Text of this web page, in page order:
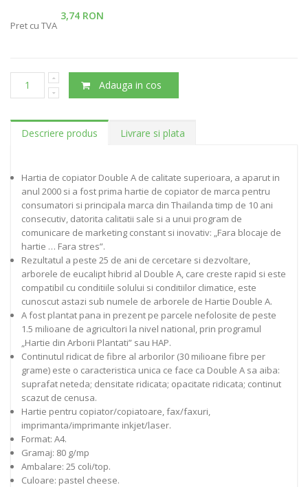
3,74 RON
Pret cu TVA
Adauga in cos
Descriere produs Livrare si plata
Hartia de copiator Double A de calitate superioara, a aparut in
anul 2000 si a fost prima hartie de copiator de marca pentru
consumatori si principala marca din Thailanda timp de 10 ani
consecutiv, datorita calitatii sale si a unui program de
comunicare de marketing constant si inovativ: „Fara blocaje de
hartie … Fara stres”.
Rezultatul a peste 25 de ani de cercetare si dezvoltare,
arborele de eucalipt hibrid al Double A, care creste rapid si este
compatibil cu conditiile solului si conditiilor climatice, este
cunoscut astazi sub numele de arborele de Hartie Double A.
A fost plantat pana in prezent pe parcele nefolosite de peste
1.5 milioane de agricultori la nivel national, prin programul
„Hartie din Arborii Plantati” sau HAP.
Continutul ridicat de fibre al arborilor (30 milioane fibre per
grame) este o caracteristica unica ce face ca Double A sa aiba:
suprafat neteda; densitate ridicata; opacitate ridicata; continut
scazut de cenusa.
Hartie pentru copiator/copiatoare, fax/faxuri,
imprimanta/imprimante inkjet/laser.
Format: A4.
Gramaj: 80 g/mp
Ambalare: 25 coli/top.
Culoare: pastel cheese.